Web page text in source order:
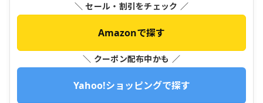
＼ セール・割引をチェック ／
Amazonで探す
＼ クーポン配布中かも ／
Yahoo!ショッピングで探す